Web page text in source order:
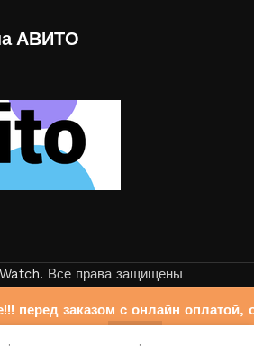
перед заказом с онлайн оплатой,
АВИТО
. Все права защищены